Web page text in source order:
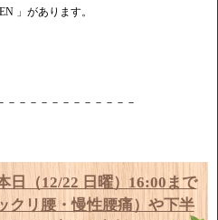
」があります。
－－－－－－－－－－－－
日（12/22 日曜）16:00まで
クリ腰・慢性腰痛）や下半